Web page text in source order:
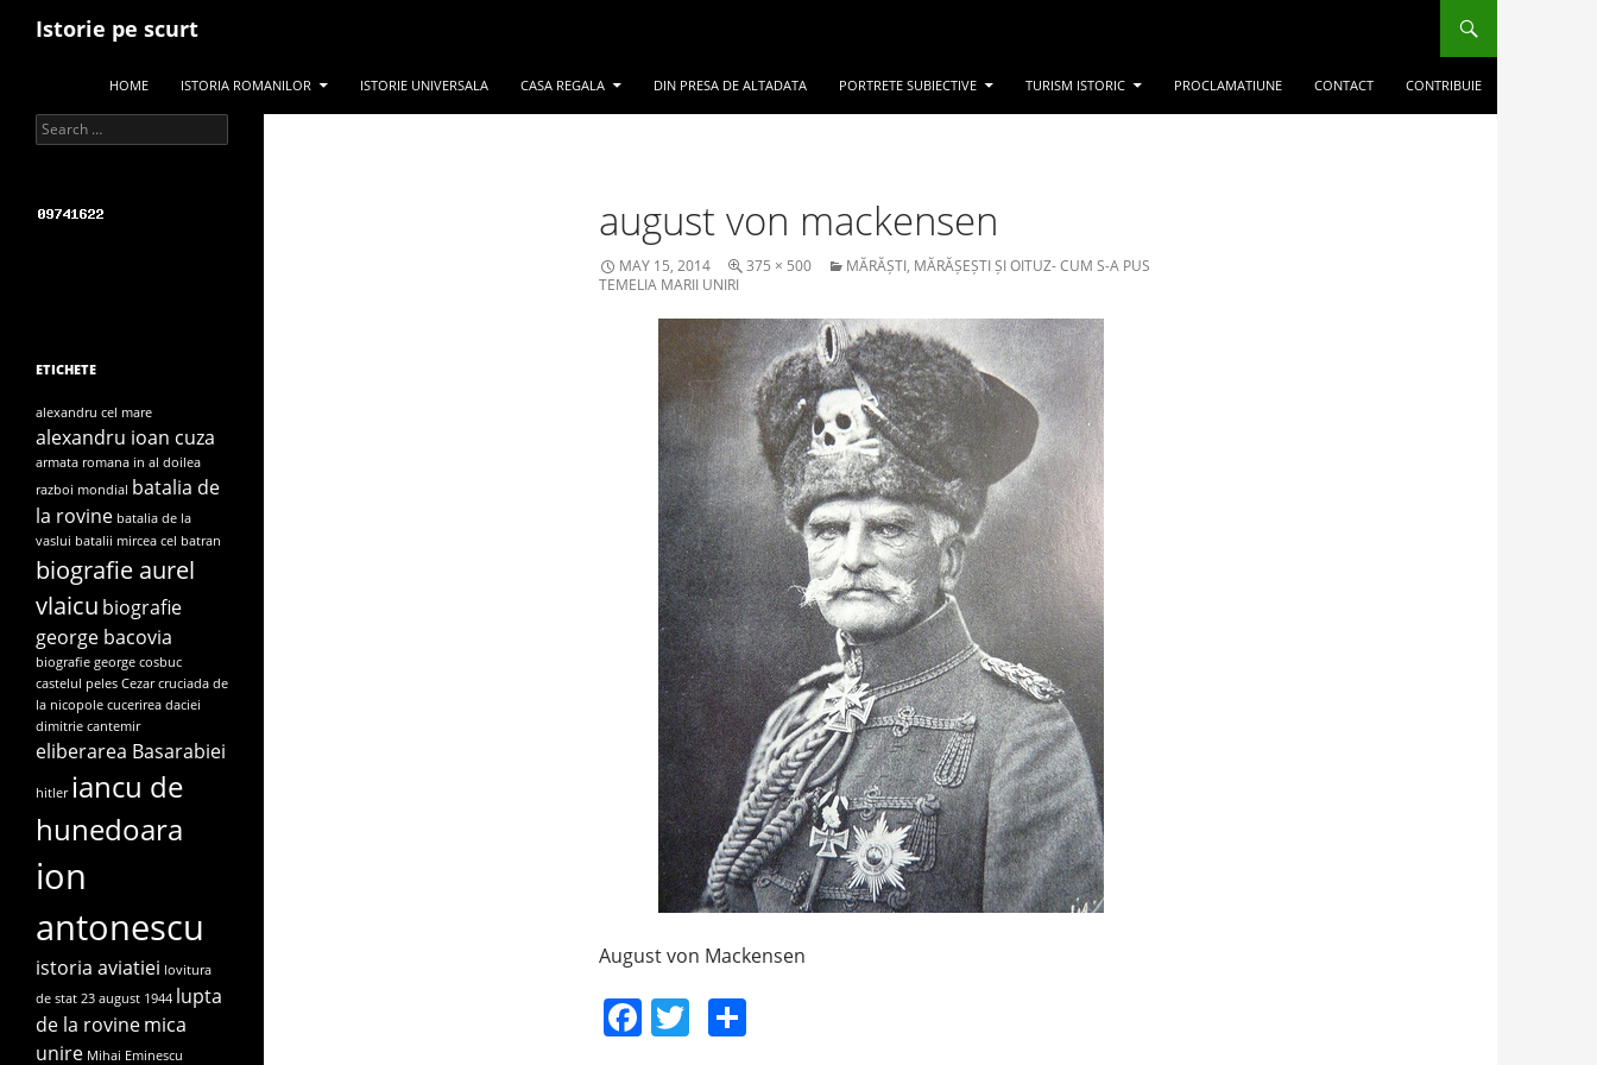
Istorie pe scurt
HOME
ISTORIA ROMANILOR ISTORIE UNIVERSALA CASA REGALA DIN PRESA DE ALTADATA PORTRETE SUBIECTIVE TURISM ISTORIC PROCLAMATIUNE CONTACT CONTRIBUIE
august von mackensen
MAY 15, 2014 375 × 500
MĂRĂȘTI, MĂRĂȘEȘTI ȘI OITUZ- CUM S-A PUS
TEMELIA MARII UNIRI
August von Mackensen
F T
Search for:
ETICHETE
alexandru cel mare
alexandru ioan cuza
armata romana in al doilea
razboi mondial batalia de
la rovine batalia de la
vaslui batalii mircea cel batran
biografie aurel
vlaicu biografie
george bacovia
biografie george cosbuc
castelul peles Cezar cruciada de
la nicopole cucerirea daciei
dimitrie cantemir
eliberarea Basarabiei
hitler iancu de
hunedoara
ion
antonescu
istoria aviatiei lovitura
de stat 23 august 1944 lupta
de la rovinemica
unire Mihai Eminescu